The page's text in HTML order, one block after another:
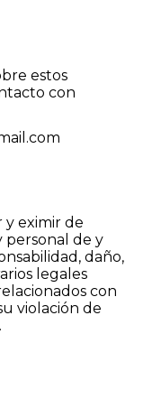
estos
con
y eximir de
personal de y
daño,
legales
con
violación de